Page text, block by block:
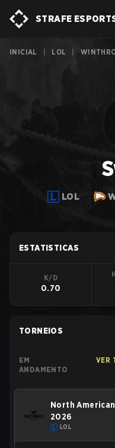
STRAFE
INICIAL LOL
LOL
ESTATISTICAS
K/D
0.70
TORNEIOS
EM
ANDAMENTO
VER
North
2026
LOL